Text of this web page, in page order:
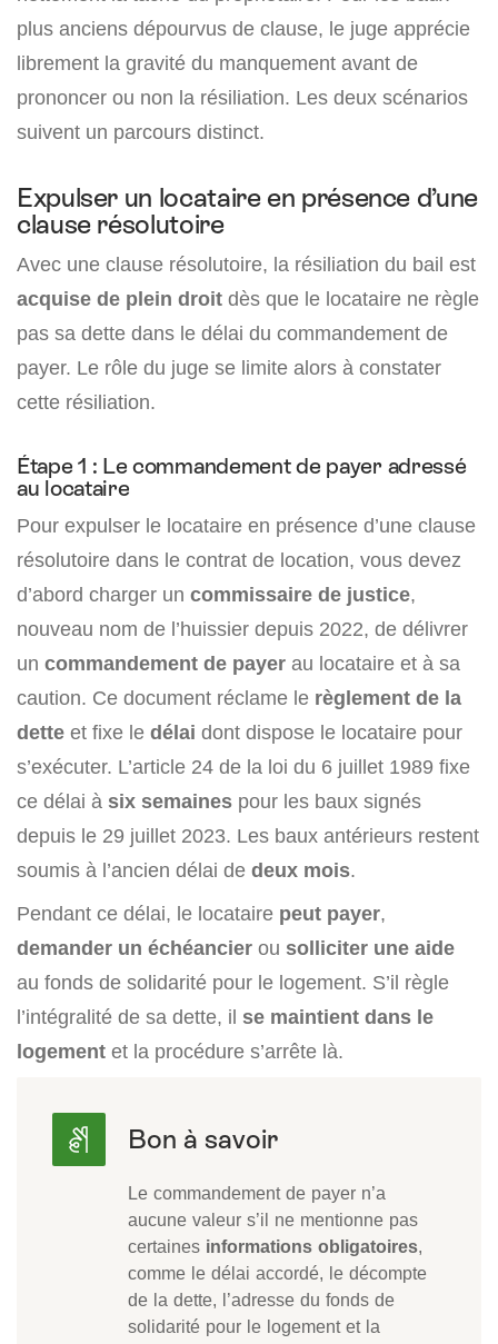
plus anciens dépourvus de clause, le juge apprécie
librement la gravité du manquement avant de
prononcer ou non la résiliation. Les deux scénarios
suivent un parcours distinct.
Expulser un locataire en présence d’une
clause résolutoire
Avec une clause résolutoire, la résiliation du bail est
acquise de plein droit dès que le locataire ne règle
pas sa dette dans le délai du commandement de
payer. Le rôle du juge se limite alors à constater
cette résiliation.
Étape 1 : Le commandement de payer adressé
au locataire
Pour expulser le locataire en présence d’une clause
résolutoire dans le contrat de location, vous devez
d’abord charger un commissaire de justice,
nouveau nom de l’huissier depuis 2022, de délivrer
un commandement de payer au locataire et à sa
caution. Ce document réclame le règlement de la
dette et fixe le délai dont dispose le locataire pour
s’exécuter. L’article 24 de la loi du 6 juillet 1989 fixe
ce délai à six semaines pour les baux signés
depuis le 29 juillet 2023. Les baux antérieurs restent
soumis à l’ancien délai de deux mois.
Pendant ce délai, le locataire peut payer,
demander un échéancier ou solliciter une aide
au fonds de solidarité pour le logement. S’il règle
l’intégralité de sa dette, il se maintient dans le
logement et la procédure s’arrête là.
Le commandement de payer n’a
aucune valeur s’il ne mentionne pas
certaines informations obligatoires,
comme le délai accordé, le décompte
de la dette, l’adresse du fonds de
solidarité pour le logement et la